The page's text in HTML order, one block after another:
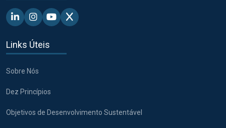
Linkedin - Pacto Global BR
Instagram - Pacto Global BR
Youtube - Pacto Global BR
X - Pacto Global BR
Links Úteis
Sobre Nós
Dez Princípios
Objetivos de Desenvolvimento Sustentável